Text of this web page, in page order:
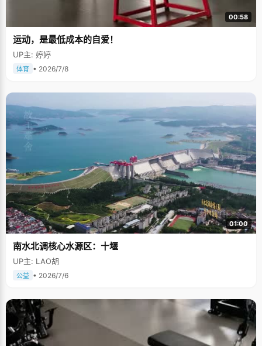
00:58
运动，是最低成本的自爱！
UP主: 婷婷
体育 • 2026/7/8
01:00
南水北调核心水源区：十堰
UP主: LAO胡
公益 • 2026/7/6